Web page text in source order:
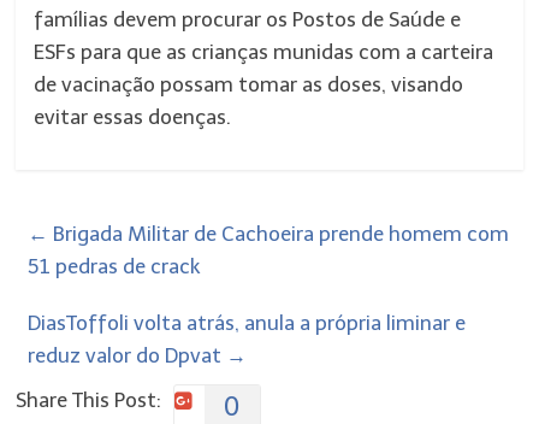
famílias devem procurar os Postos de Saúde e
ESFs para que as crianças munidas com a carteira
de vacinação possam tomar as doses, visando
evitar essas doenças.
← Brigada Militar de Cachoeira prende homem com
51 pedras de crack
DiasToffoli volta atrás, anula a própria liminar e
reduz valor do Dpvat →
Share This Post:
0